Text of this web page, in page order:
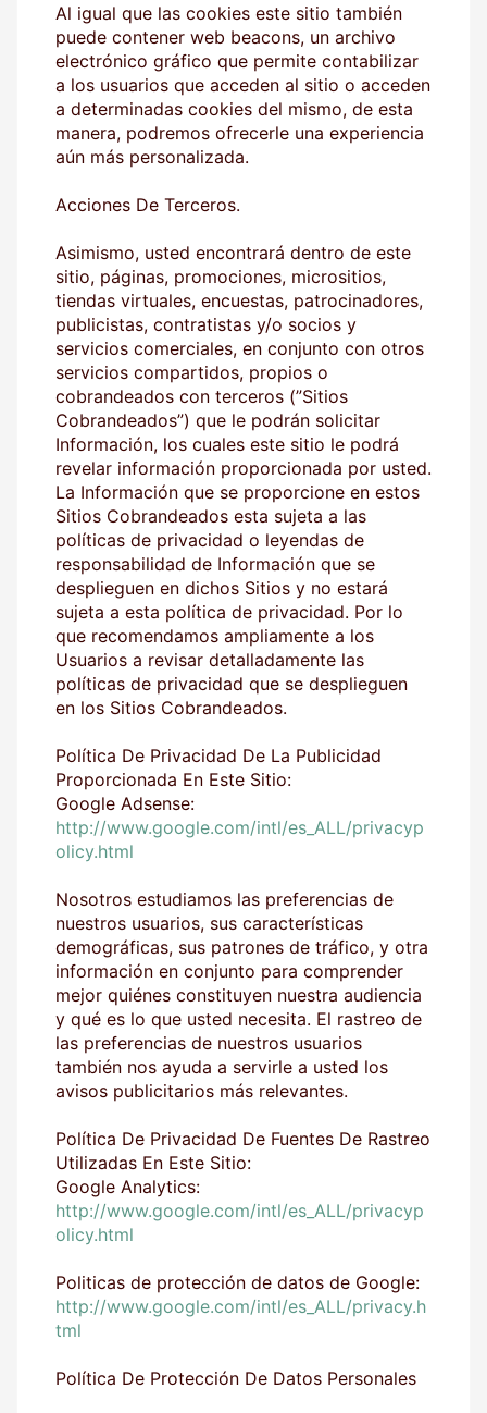
Al igual que las cookies este sitio también
puede contener web beacons, un archivo
electrónico gráfico que permite contabilizar
a los usuarios que acceden al sitio o acceden
a determinadas cookies del mismo, de esta
manera, podremos ofrecerle una experiencia
aún más personalizada.
Acciones De Terceros.
Asimismo, usted encontrará dentro de este
sitio, páginas, promociones, micrositios,
tiendas virtuales, encuestas, patrocinadores,
publicistas, contratistas y/o socios y
servicios comerciales, en conjunto con otros
servicios compartidos, propios o
cobrandeados con terceros (”Sitios
Cobrandeados”) que le podrán solicitar
Información, los cuales este sitio le podrá
revelar información proporcionada por usted.
La Información que se proporcione en estos
Sitios Cobrandeados esta sujeta a las
políticas de privacidad o leyendas de
responsabilidad de Información que se
desplieguen en dichos Sitios y no estará
sujeta a esta política de privacidad. Por lo
que recomendamos ampliamente a los
Usuarios a revisar detalladamente las
políticas de privacidad que se desplieguen
en los Sitios Cobrandeados.
Política De Privacidad De La Publicidad
Proporcionada En Este Sitio:
Google Adsense:
http://www.google.com/intl/es_ALL/privacyp
olicy.html
Nosotros estudiamos las preferencias de
nuestros usuarios, sus características
demográficas, sus patrones de tráfico, y otra
información en conjunto para comprender
mejor quiénes constituyen nuestra audiencia
y qué es lo que usted necesita. El rastreo de
las preferencias de nuestros usuarios
también nos ayuda a servirle a usted los
avisos publicitarios más relevantes.
Política De Privacidad De Fuentes De Rastreo
Utilizadas En Este Sitio:
Google Analytics:
http://www.google.com/intl/es_ALL/privacyp
olicy.html
Politicas de protección de datos de Google:
http://www.google.com/intl/es_ALL/privacy.h
tml
Política De Protección De Datos Personales